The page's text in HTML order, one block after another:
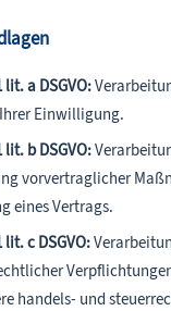
lit. a DSGVO:
Einwilligung.
lit. b DSGVO:
vorvertraglicher
eines Vertrags.
lit. c DSGVO:
handels- und